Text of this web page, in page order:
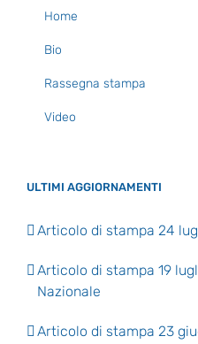
Home
Bio
Rassegna stampa
Video
ULTIMI AGGIORNAMENTI
Articolo di stampa 24
Articolo di stampa 19
Nazionale
Articolo di stampa 23